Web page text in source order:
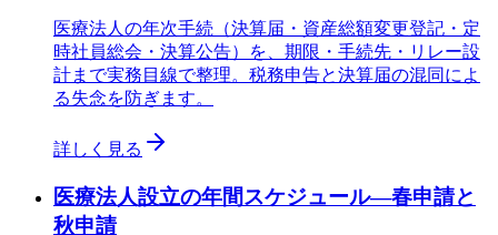
医療法人の年次手続（決算届・資産総額変更登記・定
時社員総会・決算公告）を、期限・手続先・リレー設
計まで実務目線で整理。税務申告と決算届の混同によ
る失念を防ぎます。
詳しく見る
医療法人設立の年間スケジュール—春申請と
秋申請